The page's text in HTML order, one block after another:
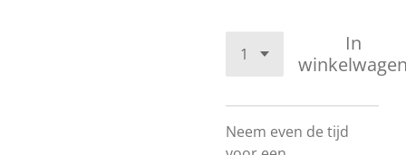
In
Neem even de tijd